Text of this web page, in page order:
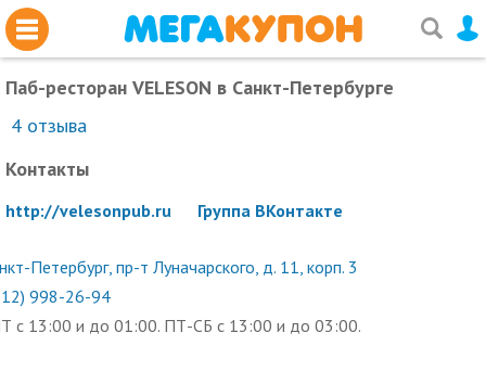
Паб-ресторан VELESON в Санкт-Петербурге
4 отзыва
Контакты
http://velesonpub.ru Группа ВКонтакте
Петербург, пр-т Луначарского, д. 11, корп. 3
998-26-94
с 13:00 и до 01:00. ПТ-СБ с 13:00 и до 03:00.